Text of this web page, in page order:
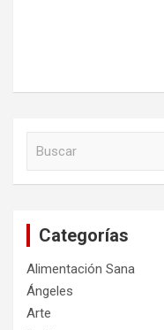
Categorías
Alimentación Sana
Ángeles
Arte